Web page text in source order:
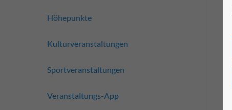
Höhepunkte
Kulturveranstaltungen
Sportveranstaltungen
Veranstaltungs-App